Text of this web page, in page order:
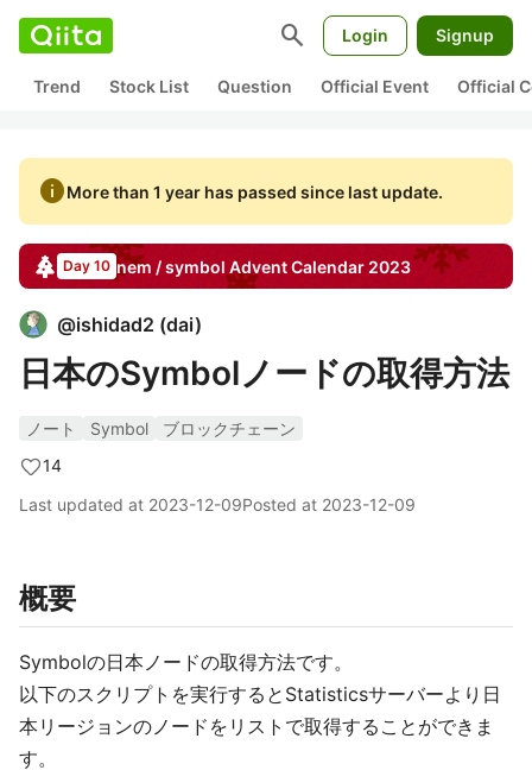
search Login Signup
Trend Stock List Question Official Event Official
infoMore than 1 year has passed since last update.
Day 10 nem / symbol Advent Calendar 2023
@ishidad2 (dai)
日本のSymbolノードの取得方法
ノート Symbol
ブロックチェーン
14
Last updated at 2023-12-09Posted at 2023-12-09
概要
Symbolの日本ノードの取得方法です。
以下のスクリプトを実行するとStatisticsサーバーより日
本リージョンのノードをリストで取得することができま
す。